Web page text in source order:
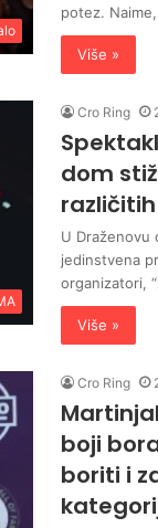
potez.
Više »
Cro Ring
dom
U Draženovu
jedinstvena
organizatori,
Više »
Cro Ring
boji
boriti i